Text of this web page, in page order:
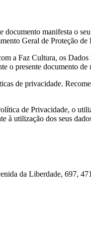
manifesta o
Geral de Proteção de
a Faz Cultura, os Dados
presente documento de
de privacidade.
de Privacidade, o
à utilização dos seus
da Liberdade, 697,